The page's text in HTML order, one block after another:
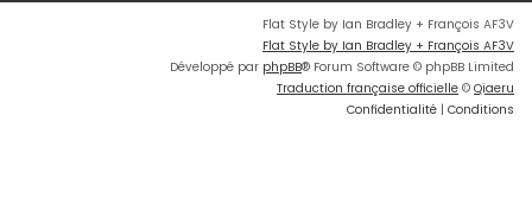
Flat Style by Ian Bradley + François AF3V
Flat Style by Ian Bradley + François AF3V
Développé par phpBB® Forum Software © phpBB Limited
Traduction française officielle © Qiaeru
Confidentialité | Conditions